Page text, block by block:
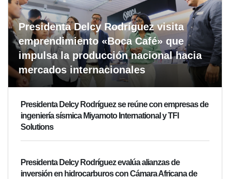
Presidenta Delcy Rodríguez visita
emprendimiento «Boca Café» que
impulsa la producción nacional hacia
mercados internacionales
Presidenta Delcy Rodríguez se reúne con empresas de
ingeniería sísmica Miyamoto International y TFI
Solutions
Presidenta Delcy Rodríguez evalúa alianzas de
inversión en hidrocarburos con Cámara Africana de